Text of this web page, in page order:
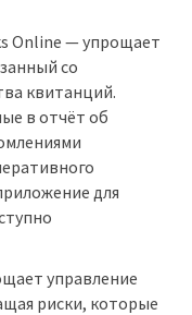
Online — упрощает
со
квитанций.
в отчёт об
для
управление
риски, которые